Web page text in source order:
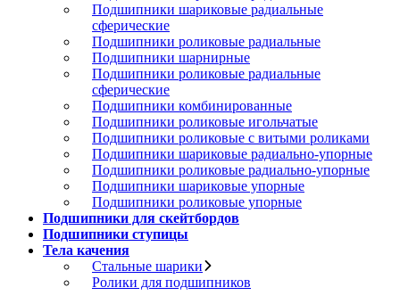
Подшипники шариковые радиальные
сферические
Подшипники роликовые радиальные
Подшипники шарнирные
Подшипники роликовые радиальные
сферические
Подшипники комбинированные
Подшипники роликовые игольчатые
Подшипники роликовые с витыми роликами
Подшипники шариковые радиально-упорные
Подшипники роликовые радиально-упорные
Подшипники шариковые упорные
Подшипники роликовые упорные
Подшипники для скейтбордов
Подшипники ступицы
Тела качения
Стальные шарики
Ролики для подшипников